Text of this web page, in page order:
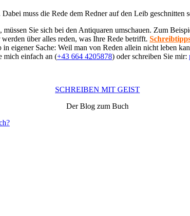
muss die Rede dem Redner auf den Leib geschnitten
Sie sich bei den Antiquaren umschauen. Zum
über alles reden, was Ihre Rede betrifft.
eigener Sache: Weil man von Reden allein nicht leben
mich einfach an (+43 664 4205878) oder schreiben Sie mir:
SCHREIBEN MIT GEIST
Der Blog zum Buch